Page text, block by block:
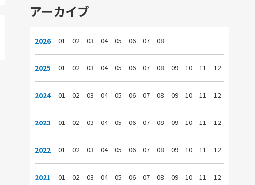
アーカイブ
2026 01 02 03 04 05 06 07 08
2025 01 02 03 04 05 06 07 08 09 10 11 12
2024 01 02 03 04 05 06 07 08 09 10 11 12
2023 01 02 03 04 05 06 07 08 09 10 11 12
2022 01 02 03 04 05 06 07 08 09 10 11 12
2021 01 02 03 04 05 06 07 08 09 10 11 12